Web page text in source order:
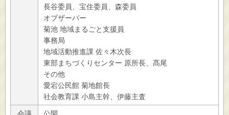
長谷委員、宝住委員、森委員
オブザーバー
菊池 地域まるごと支援員
事務局
地域活動推進課 佐々木次長
東部まちづくりセンター 原所長、髙尾
その他
愛宕公民館 菊地館長
社会教育課 小島主幹、伊藤主査